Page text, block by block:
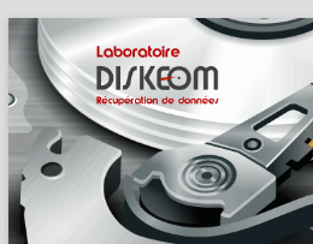
Skip
to
content